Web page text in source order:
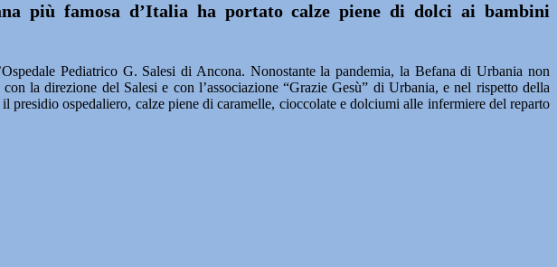
più famosa d’Italia ha portato calze piene di dolci ai bambini
Pediatrico G. Salesi di Ancona. Nonostante la pandemia, la Befana di Urbania non
la direzione del Salesi e con l’associazione “Grazie Gesù” di Urbania, e nel rispetto della
ospedaliero, calze piene di caramelle, cioccolate e dolciumi alle infermiere del reparto